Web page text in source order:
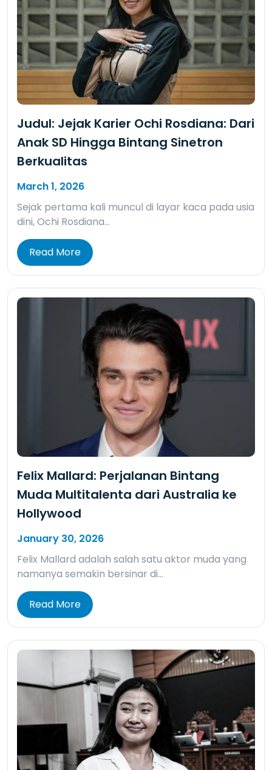
Judul: Jejak Karier Ochi Rosdiana: Dari
Anak SD Hingga Bintang Sinetron
Berkualitas
March 1, 2026
Sejak pertama kali muncul di layar kaca pada usia
dini, Ochi Rosdiana…
Read More
Felix Mallard: Perjalanan Bintang
Muda Multitalenta dari Australia ke
Hollywood
January 30, 2026
Felix Mallard adalah salah satu aktor muda yang
namanya semakin bersinar di…
Read More